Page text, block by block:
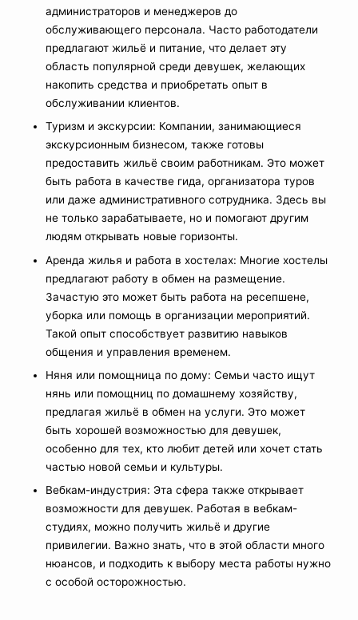
администраторов и менеджеров до
обслуживающего персонала. Часто работодатели
предлагают жильё и питание, что делает эту
область популярной среди девушек, желающих
накопить средства и приобретать опыт в
обслуживании клиентов.
Туризм и экскурсии: Компании, занимающиеся
экскурсионным бизнесом, также готовы
предоставить жильё своим работникам. Это может
быть работа в качестве гида, организатора туров
или даже административного сотрудника. Здесь вы
не только зарабатываете, но и помогают другим
людям открывать новые горизонты.
Аренда жилья и работа в хостелах: Многие хостелы
предлагают работу в обмен на размещение.
Зачастую это может быть работа на ресепшене,
уборка или помощь в организации мероприятий.
Такой опыт способствует развитию навыков
общения и управления временем.
Няня или помощница по дому: Семьи часто ищут
нянь или помощниц по домашнему хозяйству,
предлагая жильё в обмен на услуги. Это может
быть хорошей возможностью для девушек,
особенно для тех, кто любит детей или хочет стать
частью новой семьи и культуры.
Вебкам-индустрия: Эта сфера также открывает
возможности для девушек. Работая в вебкам-
студиях, можно получить жильё и другие
привилегии. Важно знать, что в этой области много
нюансов, и подходить к выбору места работы нужно
с особой осторожностью.